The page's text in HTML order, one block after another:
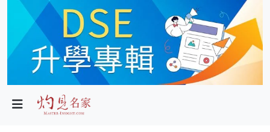
政局